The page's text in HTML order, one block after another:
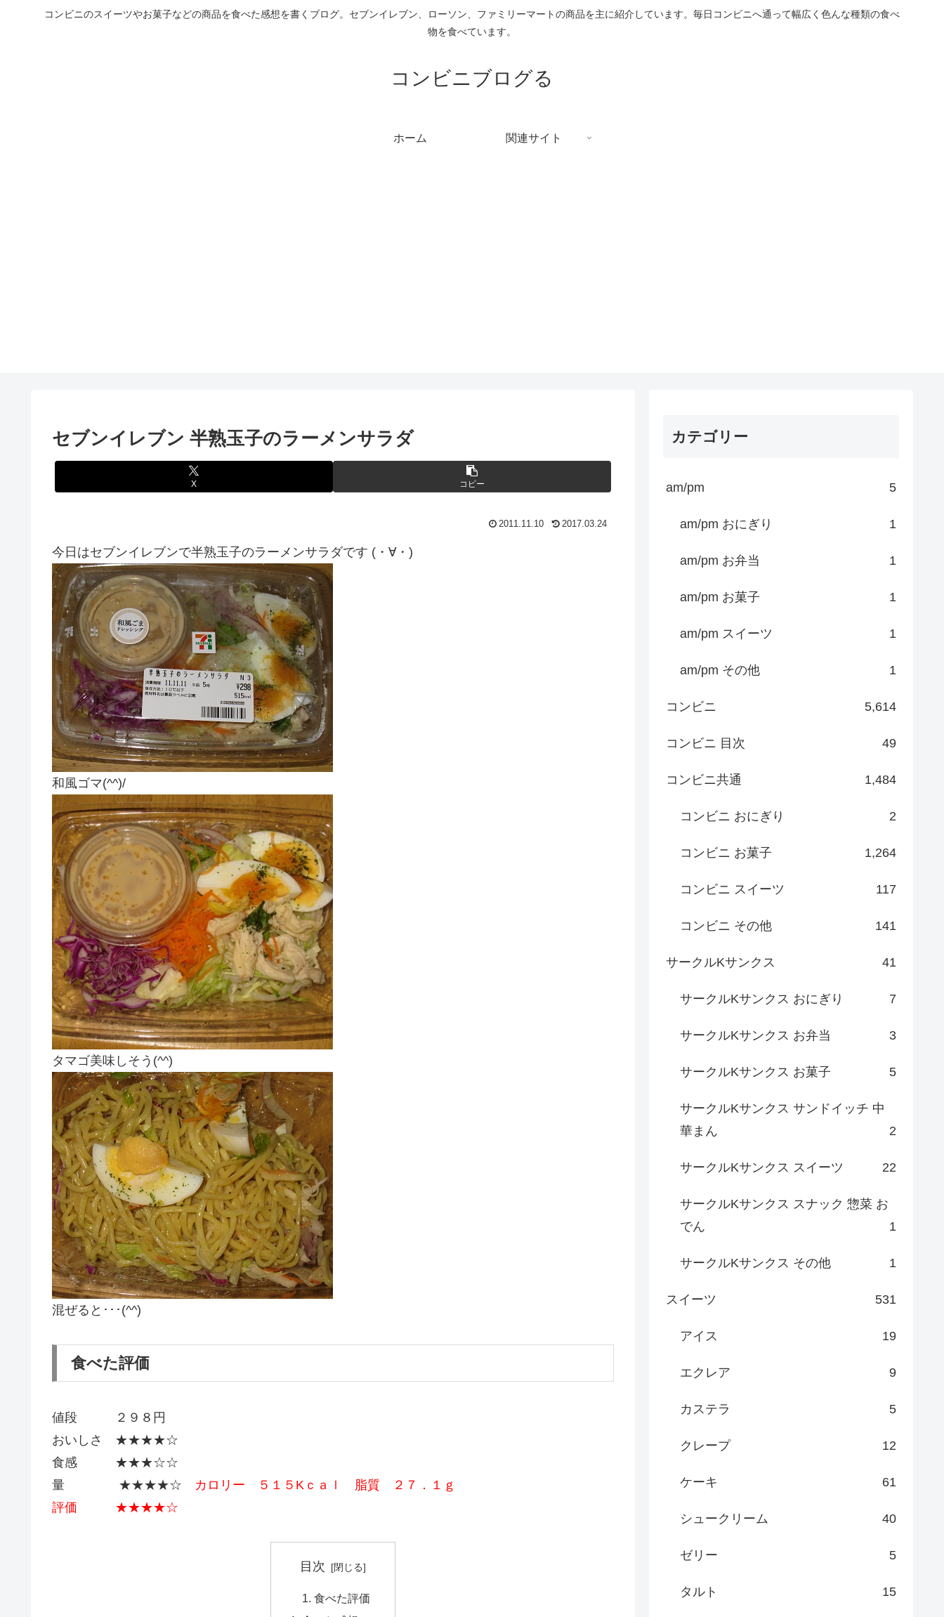
コンビニのスイーツやお菓子などの商品を食べた感想を書くブログ。セブンイレブン、ローソン、ファミリーマートの商品を主に紹介しています。毎日コンビニへ通って幅広く色んな種類の食べ
物を食べています。
コンビニブログる
ホーム 関連サイト
セブンイレブン 半熟玉子のラーメンサラダ
X コピー
2011.11.10 2017.03.24
今日はセブンイレブンで半熟玉子のラーメンサラダです (・∀・)
和風ゴマ(^^)/
タマゴ美味しそう(^^)
混ぜると･･･(^^)
食べた評価
値段 ２９８円
おいしさ ★★★★☆
食感 ★★★☆☆
量 ★★★★☆ カロリー ５１５Kｃａｌ 脂質 ２７．１ｇ
評価 ★★★★☆
目次
食べた評価
カテゴリー
am/pm 5
am/pm おにぎり 1
am/pm お弁当 1
am/pm お菓子 1
am/pm スイーツ 1
am/pm その他 1
コンビニ 5,614
コンビニ 目次 49
コンビニ共通 1,484
コンビニ おにぎり 2
コンビニ お菓子 1,264
コンビニ スイーツ 117
コンビニ その他 141
サークルKサンクス 41
サークルKサンクス おにぎり 7
サークルKサンクス お弁当 3
サークルKサンクス お菓子 5
サークルKサンクス サンドイッチ 中
華まん
2
サークルKサンクス スイーツ 22
サークルKサンクス スナック 惣菜 お
でん
1
サークルKサンクス その他 1
スイーツ 531
アイス 19
エクレア 9
カステラ 5
クレープ 12
ケーキ 61
シュークリーム 40
ゼリー 5
タルト 15